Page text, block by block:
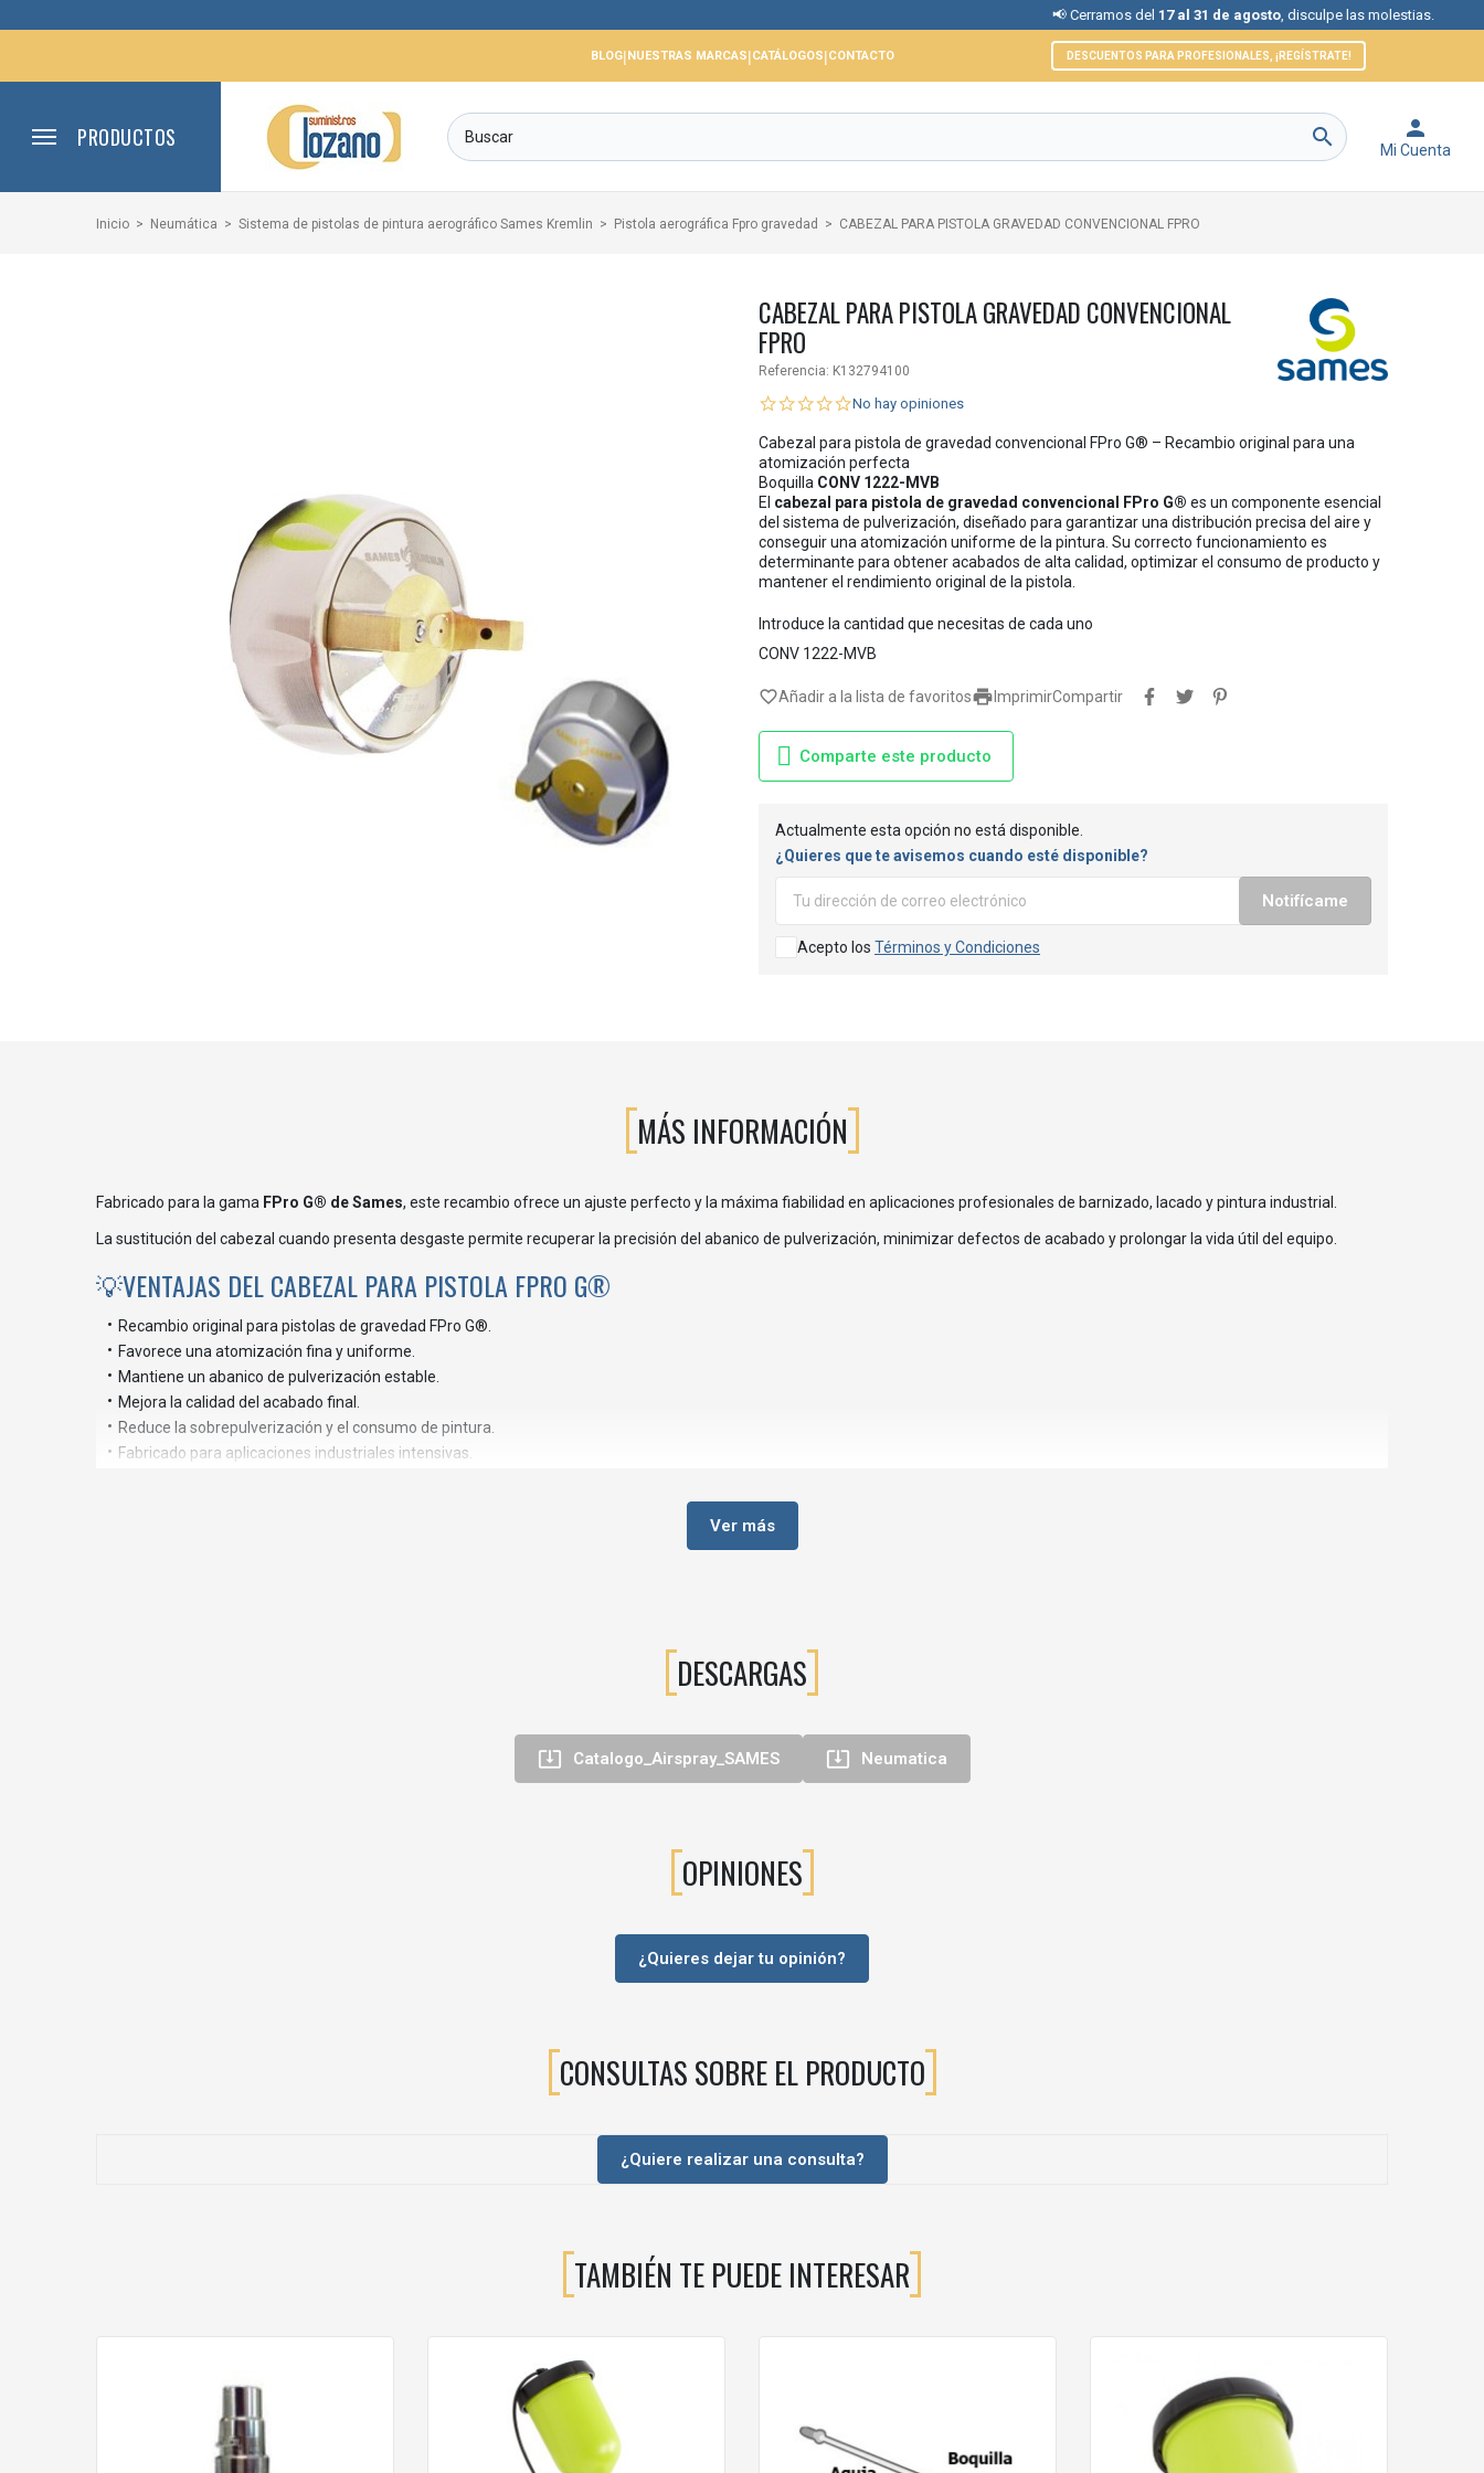
📢 Cerramos del17 al 31 de agosto, disculpe las molestias. 📞
BLOG|NUESTRAS MARCAS|CATÁLOGOS|CONTACTO DESCUENTOS PARA PROFESIONALES, ¡REGÍSTRATE!
PRODUCTOS  
Mi Cuenta
Inicio Neumática Sistema de pistolas de pintura aerográfico Sames Kremlin Pistola aerográfica Fpro gravedad CABEZAL PARA PISTOLA GRAVEDAD CONVENCIONAL FPRO
CABEZAL PARA PISTOLA GRAVEDAD CONVENCIONAL
FPRO
Referencia: K132794100
No hay opiniones
Cabezal para pistola de gravedad convencional FPro G® – Recambio original para una
atomización perfecta
Boquilla CONV 1222-MVB
El cabezal para pistola de gravedad convencional FPro G® es un componente esencial
del sistema de pulverización, diseñado para garantizar una distribución precisa del aire y
conseguir una atomización uniforme de la pintura. Su correcto funcionamiento es
determinante para obtener acabados de alta calidad, optimizar el consumo de producto y
mantener el rendimiento original de la pistola.
Introduce la cantidad que necesitas de cada uno
CONV 1222-MVB
 Imprimir
favorite_borderAñadir a la lista de favoritos Compartir
Comparte este producto
Actualmente esta opción no está disponible.
¿Quieres que te avisemos cuando esté disponible?
Notifícame
Acepto los Términos y Condiciones
MÁS INFORMACIÓN
Fabricado para la gama FPro G® de Sames, este recambio ofrece un ajuste perfecto y la máxima fiabilidad en aplicaciones profesionales de barnizado, lacado y pintura industrial.
La sustitución del cabezal cuando presenta desgaste permite recuperar la precisión del abanico de pulverización, minimizar defectos de acabado y prolongar la vida útil del equipo.
💡VENTAJAS DEL CABEZAL PARA PISTOLA FPRO G®
Recambio original para pistolas de gravedad FPro G®.
Favorece una atomización fina y uniforme.
Mantiene un abanico de pulverización estable.
Mejora la calidad del acabado final.
Reduce la sobrepulverización y el consumo de pintura.
Fabricado para aplicaciones industriales intensivas.
⭐¿POR QUÉ SUSTITUIR EL CABEZAL DE LA PISTOLA?
Durante el uso continuado, el cabezal puede sufrir desgaste debido al paso constante de aire y partículas de pintura. Esto puede provocar alteraciones en el abanico de pulverización,
pérdida de uniformidad, mayor consumo de producto y acabados de menor calidad.
Reemplazar el cabezal con un recambio original permite recuperar el comportamiento inicial de la pistola, garantizando una pulverización precisa y un acabado profesional en cada
Ver más
DESCARGAS
 Catalogo_Airspray_SAMES  Neumatica
OPINIONES
¿Quieres dejar tu opinión?
CONSULTAS SOBRE EL PRODUCTO
¿Quiere realizar una consulta?
TAMBIÉN TE PUEDE INTERESAR